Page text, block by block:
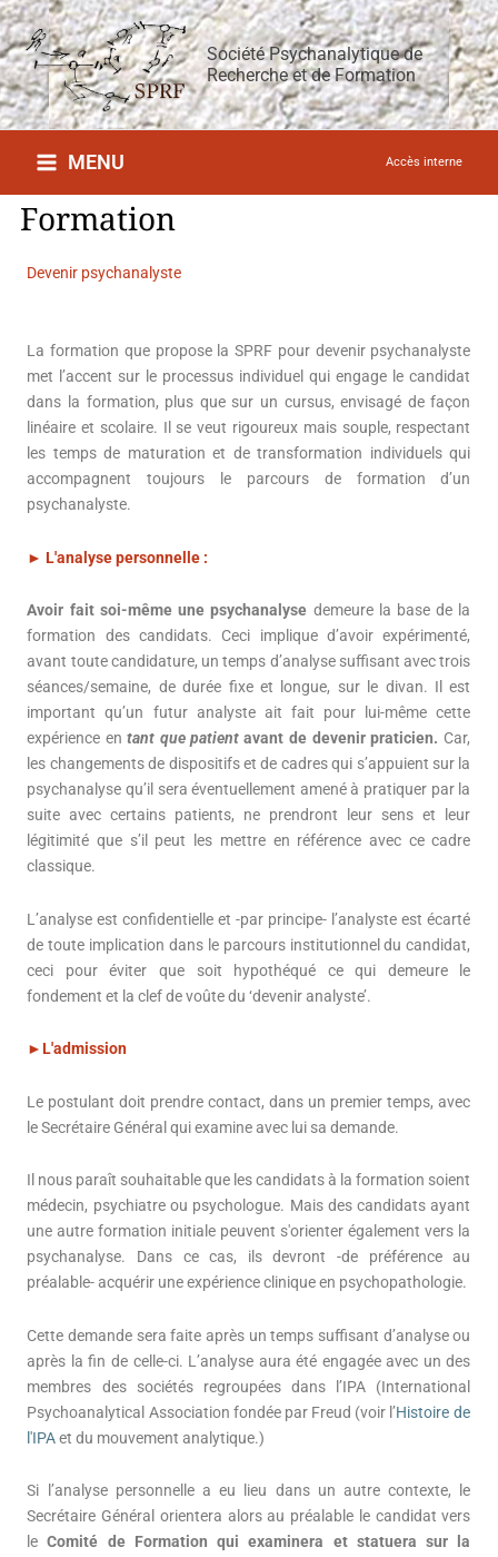
Aller
au
contenu
Société Psychanalytique de
Recherche et de Formation
MENU Accès interne
Formation
Devenir psychanalyste
La formation que propose la SPRF pour devenir psychanalyste
met l’accent sur le processus individuel qui engage le candidat
dans la formation, plus que sur un cursus, envisagé de façon
linéaire et scolaire. Il se veut rigoureux mais souple, respectant
les temps de maturation et de transformation individuels qui
accompagnent toujours le parcours de formation d’un
psychanalyste.
►L'analyse personnelle :
Avoir fait soi-même une psychanalyse demeure la base de la
formation des candidats. Ceci implique d’avoir expérimenté,
avant toute candidature, un temps d’analyse suffisant avec trois
séances/semaine, de durée fixe et longue, sur le divan. Il est
important qu’un futur analyste ait fait pour lui-même cette
expérience entant que patient avant de devenir praticien. Car,
les changements de dispositifs et de cadres qui s’appuient sur la
psychanalyse qu’il sera éventuellement amené à pratiquer par la
suite avec certains patients, ne prendront leur sens et leur
légitimité que s’il peut les mettre en référence avec ce cadre
classique.
L’analyse est confidentielle et -par principe- l’analyste est écarté
de toute implication dans le parcours institutionnel du candidat,
ceci pour éviter que soit hypothéqué ce qui demeure le
fondement et la clef de voûte du ‘devenir analyste’.
►L'admission
Le postulant doit prendre contact, dans un premier temps, avec
le Secrétaire Général qui examine avec lui sa demande.
Il nous paraît souhaitable que les candidats à la formation soient
médecin, psychiatre ou psychologue. Mais des candidats ayant
une autre formation initiale peuvent s'orienter également vers la
psychanalyse. Dans ce cas, ils devront -de préférence au
préalable- acquérir une expérience clinique en psychopathologie.
Cette demande sera faite après un temps suffisant d’analyse ou
après la fin de celle-ci. L’analyse aura été engagée avec un des
membres des sociétés regroupées dans l’IPA (International
Psychoanalytical Association fondée par Freud (voir l’Histoire de
l'IPAet du mouvement analytique.)
Si l’analyse personnelle a eu lieu dans un autre contexte, le
Secrétaire Général orientera alors au préalable le candidat vers
leComité de Formation qui examinera et statuera sur la